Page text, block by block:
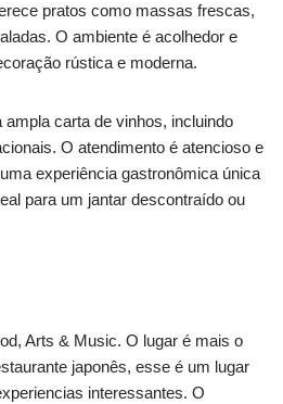
pratos como massas frescas,
O ambiente é acolhedor e
rústica e moderna.
carta de vinhos, incluindo
O atendimento é atencioso e
experiência gastronômica única
para um jantar descontraído ou
Arts & Music. O lugar é mais o
japonês, esse é um lugar
interessantes. O